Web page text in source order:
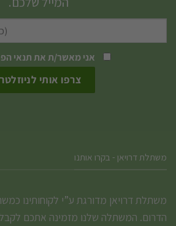
האפשרויות
בעמודאני מאשר/ת אתתנאי
משתלת דרויאן - בקרו אותנו
משתלת דרויאן מדורגת ע”י לקוחותינו
הדרום. המשתלה שלנו מזמינה אתכם לקבל